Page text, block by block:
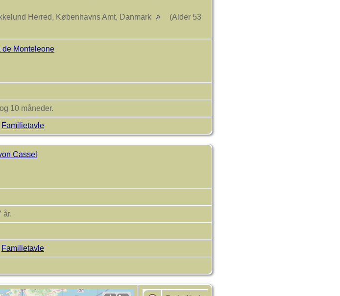
Herred, Københavns Amt, Danmark
(Alder 53
de Monteleone
10 måneder.
Familietavle
Cassel
år.
Familietavle